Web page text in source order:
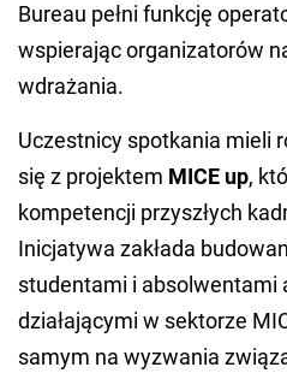
Bureau pełni funkcję
wspierając organizatorów
wdrażania.
Uczestnicy spotkania mieli
się z projektem MICE up,
kompetencji przyszłych
Inicjatywa zakłada
studentami i absolwentami
działającymi w sektorze
samym na wyzwania